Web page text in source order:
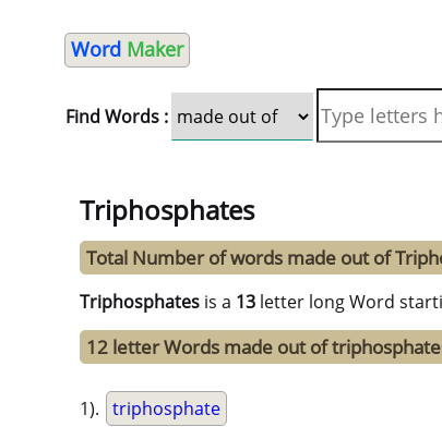
Word Maker
Find Words :
Triphosphates
Total Number of words made out of
Triphosphates is a 13 letter long Word
12 letter Words made out of
1). triphosphate